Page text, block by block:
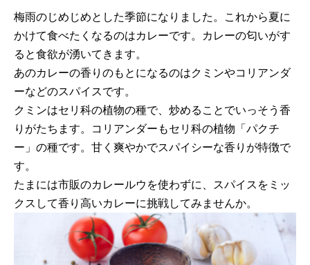
梅雨のじめじめとした季節になりました。これから夏に
かけて食べたくなるのはカレーです。カレーの匂いがす
ると食欲が湧いてきます。
あのカレーの香りのもとになるのはクミンやコリアンダ
ーなどのスパイスです。
クミンはセリ科の植物の種で、炒めることでいっそう香
りがたちます。コリアンダーもセリ科の植物「パクチ
ー」の種です。甘く爽やかでスパイシーな香りが特徴で
す。
たまには市販のカレールウを使わずに、スパイスをミッ
クスして香り高いカレーに挑戦してみませんか。